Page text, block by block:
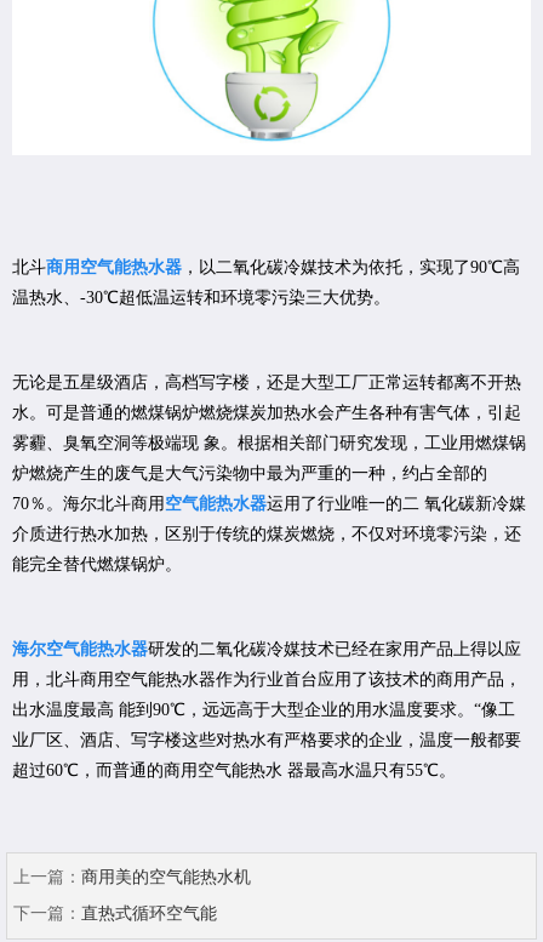
北斗商用空气能热水器 ，以二氧化碳冷媒技术为依托，实现了90℃高
温热水、-30℃超低温运转和环境零污染三大优势。
无论是五星级酒店，高档写字楼，还是大型工厂正常运转都离不开热
水。可是普通的燃煤锅炉燃烧煤炭加热水会产生各种有害气体，引起
雾霾、臭氧空洞等极端现 象。根据相关部门研究发现，工业用燃煤锅
炉燃烧产生的废气是大气污染物中最为严重的一种，约占全部的
70％。海尔北斗商用 空气能热水器运用了行业唯一的二 氧化碳新冷媒
介质进行热水加热，区别于传统的煤炭燃烧，不仅对环境零污染，还
能完全替代燃煤锅炉。
海尔空气能热水器研发的二氧化碳冷媒技术已经在家用产品上得以应
用，北斗商用空气能热水器作为行业首台应用了该技术的商用产品，
出水温度最高 能到90℃，远远高于大型企业的用水温度要求。“像工
业厂区、酒店、写字楼这些对热水有严格要求的企业，温度一般都要
超过60℃，而普通的商用空气能热水 器最高水温只有55℃。
上一篇： 商用美的空气能热水机
下一篇： 直热式循环空气能